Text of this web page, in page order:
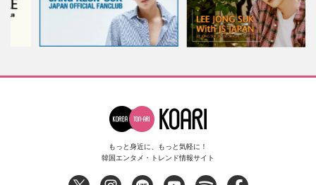
もっと身近に、もっと気軽に！
韓国エンタメ・トレンド情報サイト